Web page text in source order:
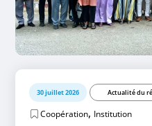
30 juillet 2026 Actualité du
Coopération, Institution